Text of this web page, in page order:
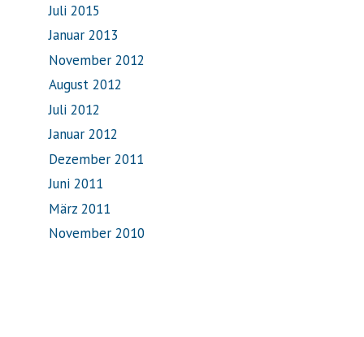
Juli 2015
Januar 2013
November 2012
August 2012
Juli 2012
Januar 2012
Dezember 2011
Juni 2011
März 2011
November 2010